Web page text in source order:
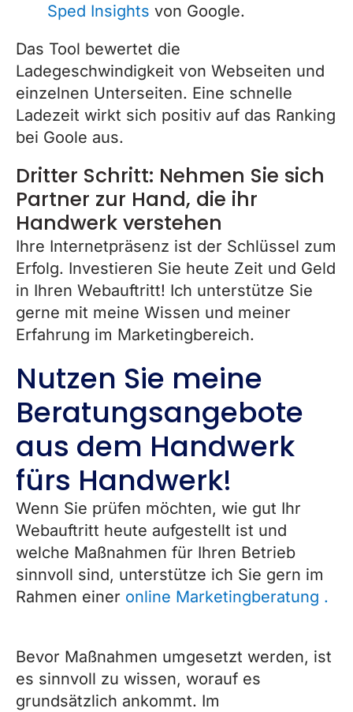
Sped Insights von Google.
Das Tool bewertet die
Ladegeschwindigkeit von Webseiten und
einzelnen Unterseiten. Eine schnelle
Ladezeit wirkt sich positiv auf das Ranking
bei Goole aus.
Dritter Schritt: Nehmen Sie sich
Partner zur Hand, die ihr
Handwerk verstehen
Ihre Internetpräsenz ist der Schlüssel zum
Erfolg. Investieren Sie heute Zeit und Geld
in Ihren Webauftritt! Ich unterstütze Sie
gerne mit meine Wissen und meiner
Erfahrung im Marketingbereich.
Nutzen Sie meine
Beratungsangebote
aus dem Handwerk
fürs Handwerk!
Wenn Sie prüfen möchten, wie gut Ihr
Webauftritt heute aufgestellt ist und
welche Maßnahmen für Ihren Betrieb
sinnvoll sind, unterstütze ich Sie gern im
Rahmen einer online Marketingberatung .
Bevor Maßnahmen umgesetzt werden, ist
es sinnvoll zu wissen, worauf es
grundsätzlich ankommt. Im